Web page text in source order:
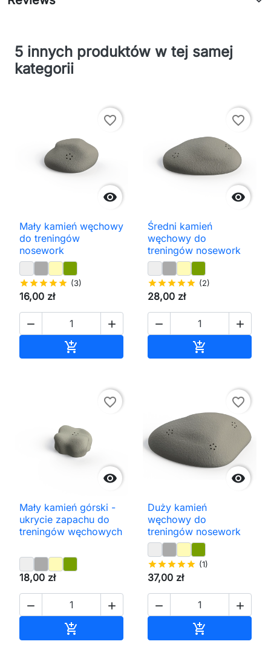
5 innych produktów w tej samej
kategorii

favorite_border
Mały kamień węchowy
do treningów
nosework
starstarstarstarstar (3)
16,00 zł
 


favorite_border
Średni kamień
węchowy do
treningów nosework
starstarstarstarstar (2)
28,00 zł
 


favorite_border
Mały kamień górski -
ukrycie zapachu do
treningów węchowych
18,00 zł
 


favorite_border
Duży kamień
węchowy do
treningów nosework
starstarstarstarstar (1)
37,00 zł
 
